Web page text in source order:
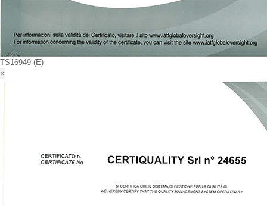
TS16949 (Ε)
×